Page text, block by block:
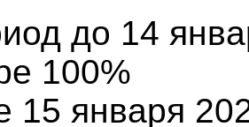
до 14
100%
15 января